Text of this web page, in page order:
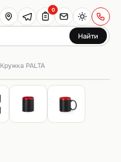
Найти
0
Кружка PALTA